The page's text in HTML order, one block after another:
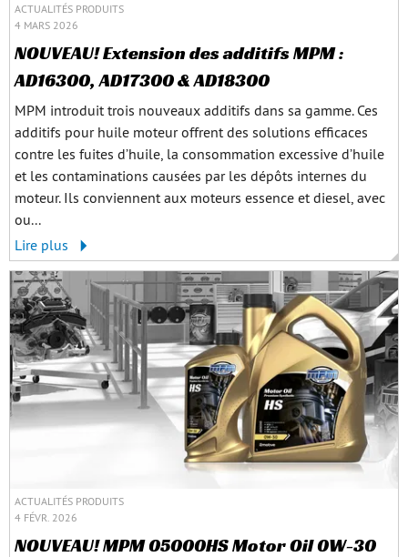
ACTUALITÉS PRODUITS
4 MARS 2026
NOUVEAU! Extension des additifs MPM :
AD16300, AD17300 & AD18300
MPM introduit trois nouveaux additifs dans sa gamme. Ces
additifs pour huile moteur offrent des solutions efficaces
contre les fuites d’huile, la consommation excessive d’huile
et les contaminations causées par les dépôts internes du
moteur. Ils conviennent aux moteurs essence et diesel, avec
ou...
Lire plus
ACTUALITÉS PRODUITS
4 FÉVR. 2026
NOUVEAU! MPM 05000HS Motor Oil 0W-30